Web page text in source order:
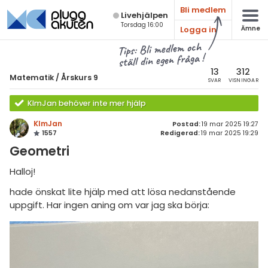
Live­hjälpen
Torsdag 16:00
Bli medlem
Logga in
Ämne
Tips: Bli medlem och
ställ din egen fråga !
Matematik /Årskurs 9 13
SVAR
312
VISNINGAR
KlmJan behöver inte mer hjälp
KlmJan
1557
Postad:19 mar 2025 19:27
Redigerad:19 mar 2025 19:29
Geometri
Halloj!
hade önskat lite hjälp med att lösa nedanstående
uppgift. Har ingen aning om var jag ska börja:
Alla ämnen
Matematik
Alla trådar
Årskurs 7
Årskurs 8
Matte 2
Matte 3
& Bygg